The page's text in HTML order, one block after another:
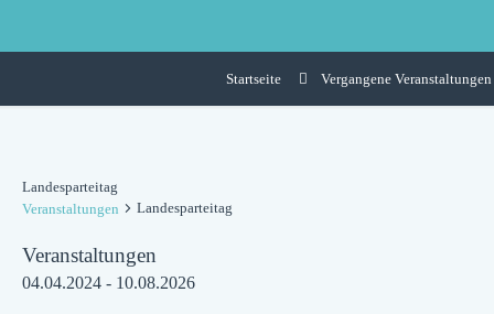
Startseite Vergangene Veranstaltungen
Landesparteitag
Veranstaltungen
Landesparteitag
Veranstaltungen
04.04.2024 - 10.08.2026